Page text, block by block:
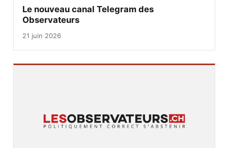
Le nouveau canal Telegram des
Observateurs
21 juin 2026